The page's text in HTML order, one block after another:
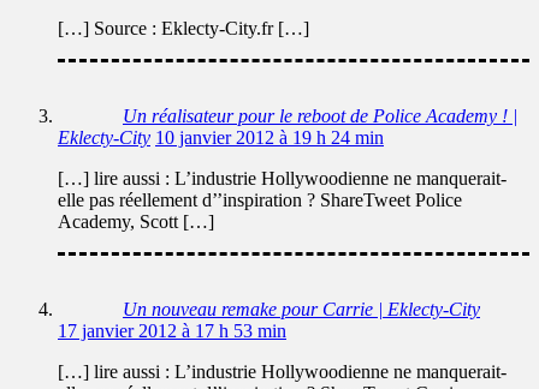
[…] Source : Eklecty-City.fr […]
Un réalisateur pour le reboot de Police Academy ! |
Eklecty-City 10 janvier 2012 à 19 h 24 min
[…] lire aussi : L’industrie Hollywoodienne ne manquerait-
elle pas réellement d’’inspiration ? ShareTweet Police
Academy, Scott […]
Un nouveau remake pour Carrie | Eklecty-City
17 janvier 2012 à 17 h 53 min
[…] lire aussi : L’industrie Hollywoodienne ne manquerait-